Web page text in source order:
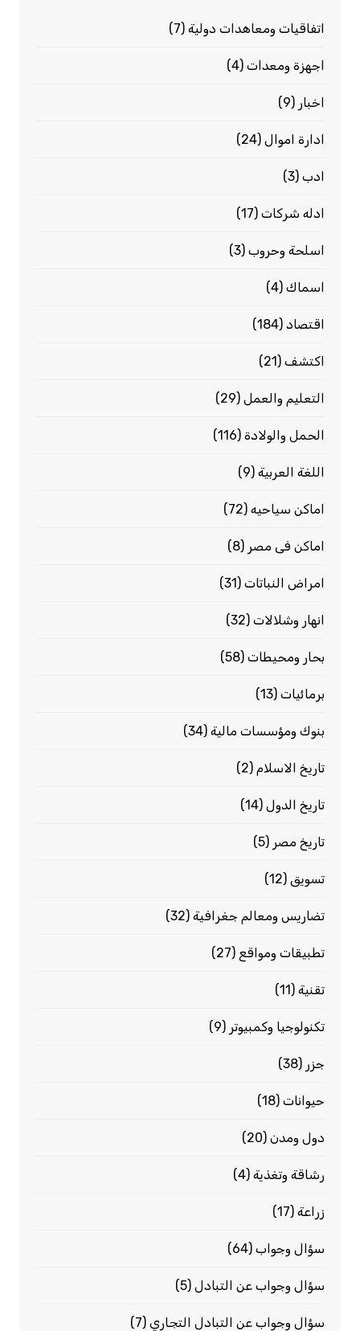
اتفاقيات ومعاهدات دولية(7)
اجهزة ومعدات(4)
اخبار (9)
ادارة اموال(24)
ادب(3)
ادله شركات(17)
اسلحة وحروب(3)
اسماك(4)
اقتصاد(184)
اكتشف(21)
التعليم والعمل(29)
الحمل والولادة(116)
اللغة العربية(9)
اماكن سياحيه(72)
اماكن فى مصر (8)
امراض النباتات(31)
انهار وشلالات(32)
بحار ومحيطات(58)
برمائيات(13)
بنوك ومؤسسات مالية(34)
تاريخ الاسلام (2)
تاريخ الدول(14)
تاريخ مصر (5)
تسويق (12)
تضاريس ومعالم جغرافية(32)
تطبيقات ومواقع (27)
تقنية(11)
تكنولوجيا وكمبيوتر (9)
جزر (38)
حيوانات(18)
دول ومدن(20)
رشاقة وتغذية(4)
زراعة(17)
سؤال وجواب(64)
سؤال وجواب عن التبادل(5)
سؤال وجواب عن التبادل التجاري(7)